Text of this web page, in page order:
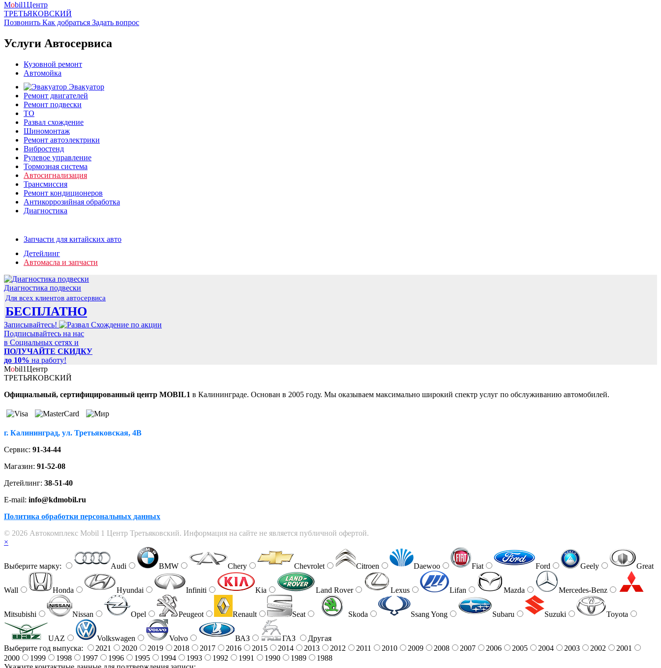
Mobil1Центр
ТРЕТЬЯКОВСКИЙ
Позвонить Как добраться Задать вопрос
Услуги Автосервиса
Кузовной ремонт
Автомойка
Эвакуатор
Ремонт двигателей
Ремонт подвески
ТО
Развал схождение
Шиномонтаж
Ремонт автоэлектрики
Вибростенд
Рулевое управление
Тормозная система
Автосигнализация
Трансмиссия
Ремонт кондиционеров
Антикоррозийная обработка
Диагностика
Запчасти для китайских авто
Детейлинг
Автомасла и запчасти
Диагностика подвески
Для всех клиентов автосервиса
БЕСПЛАТНО
Записывайтесь!
Подписывайтесь на нас
в Социальных сетях и
ПОЛУЧАЙТЕ СКИДКУ
до 10% на работу!
Mobil1Центр
ТРЕТЬЯКОВСКИЙ
Официальный, сертифицированный центр MOBIL1 в Калининграде. Основан в 2005 году. Мы оказываем максимально широкий спектр услуг по обслуживанию автомобилей.
г. Калининград, ул. Третьяковская, 4В
Сервис: 91-34-44
Магазин: 91-52-08
Детейлинг: 38-51-40
E-mail: info@kdmobil.ru
Политика обработки персональных данных
© 2026 Автокомплекс Mobil 1 Центр Третьяковский. Информация на сайте не является публичной офертой.
×
Выберите марку: Audi BMW Chery Chevrolet Citroen Daewoo Fiat Ford Geely Great
Wall Honda Hyundai Infiniti Kia Land Rover Lexus Lifan Mazda Mercedes-Benz
Mitsubishi Nissan Opel Peugeot Renault Seat Skoda Ssang Yong Subaru Suzuki Toyota
UAZ Volkswagen Volvo ВАЗ ГАЗ
Другая
Выберите год выпуска:
2021 2020 2019 2018 2017 2016 2015 2014 2013 2012 2011 2010 2009 2008 2007 2006 2005 2004 2003 2002
2001
2000
1999 1998 1997 1996 1995 1994 1993 1992 1991 1990 1989
1988